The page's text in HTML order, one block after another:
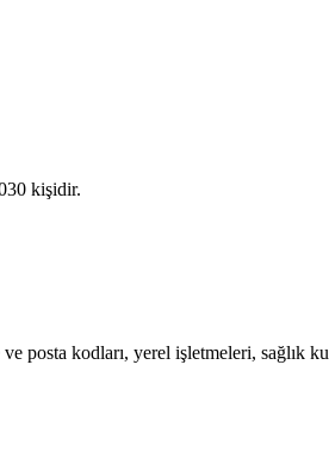
kişidir.
posta kodları, yerel işletmeleri, sağlık